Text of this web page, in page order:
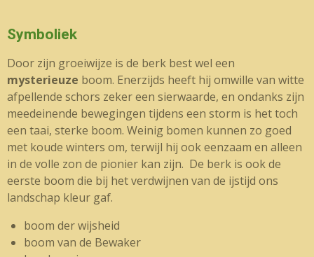
Symboliek
Door zijn groeiwijze is de berk best wel een
mysterieuze boom. Enerzijds heeft hij omwille van witte
afpellende schors zeker een sierwaarde, en ondanks zijn
meedeinende bewegingen tijdens een storm is het toch
een taai, sterke boom. Weinig bomen kunnen zo goed
met koude winters om, terwijl hij ook eenzaam en alleen
in de volle zon de pionier kan zijn. De berk is ook de
eerste boom die bij het verdwijnen van de ijstijd ons
landschap kleur gaf.
boom der wijsheid
boom van de Bewaker